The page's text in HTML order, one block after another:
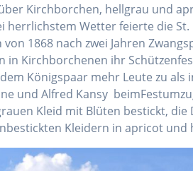
Kirchborchen, hellgrau und
herrlichstem Wetter feierte die
1868 nach zwei Jahren
in Kirchborchenen ihr
Königspaar mehr Leute zu als
und Alfred Kansy
Kleid mit Blüten bestickt, die
Kleidern in apricot und